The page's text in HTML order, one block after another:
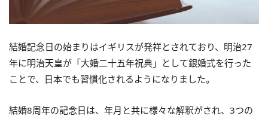
結婚記念日の始まりはイギリスが発祥とされており、明治27
年に明治天皇が「大婚二十五年祝典」として銀婚式を行った
ことで、日本でも習慣化されるようになりました。
結婚8周年の記念日は、年月と共に様々な解釈がされ、3つの